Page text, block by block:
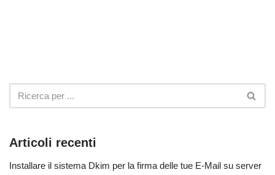
Articoli recenti
Installare il sistema Dkim per la firma delle tue E-Mail su server